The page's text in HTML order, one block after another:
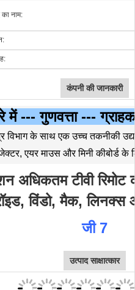
का नाम:
कंपनी की जानकारी
में --- गुणवत्ता ---
के साथ एक उच्च तकनीकी
एयर माउस और मिनी कीबोर्ड
अधिकतम टीवी
विंडो, मैक,
जी 7
उत्पाद साक्षात्कार